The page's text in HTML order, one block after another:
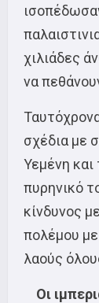
χιλιάδες
να
σχέδια με
Υεμένη
πυρηνικό
κίνδυνος
πολέμου
λαούς
Οι